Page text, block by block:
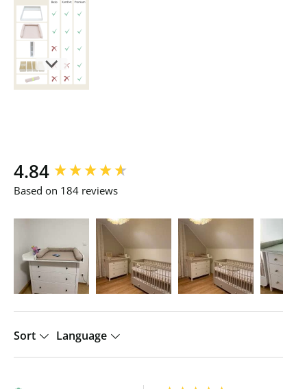
4.84
Based on 184 reviews
Sort Language
New content loaded